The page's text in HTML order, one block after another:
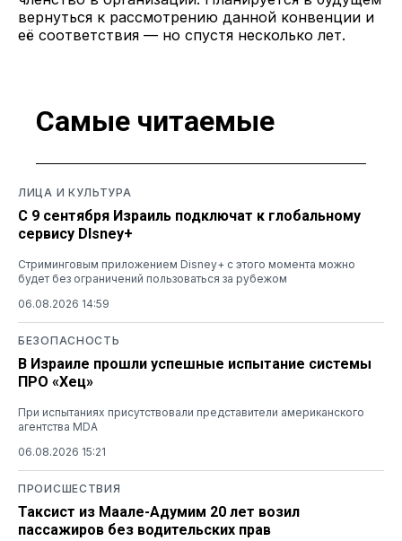
вернуться к рассмотрению данной конвенции и
её соответствия — но спустя несколько лет.
Самые читаемые
ЛИЦА И КУЛЬТУРА
С 9 сентября Израиль подключат к глобальному
сервису DIsney+
Стриминговым приложением Disney+ с этого момента можно
будет без ограничений пользоваться за рубежом
06.08.2026 14:59
БЕЗОПАСНОСТЬ
В Израиле прошли успешные испытание системы
ПРО «Хец»
При испытаниях присутствовали представители американского
агентства MDA
06.08.2026 15:21
ПРОИСШЕСТВИЯ
Таксист из Маале-Адумим 20 лет возил
пассажиров без водительских прав